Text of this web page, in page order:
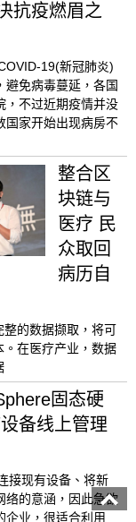
抗疫燃眉之
19(新冠肺炎)
避免病毒蔓延，各国
，不过近期疫情并没
国家开始出现病房不
整合区
块链与
医疗 民
众取回
病历自
的数据撷取，将可
在医疗产业，数据
固态硬
备线上管理
接现有设备、将新
络的意涵，因此急欲
企业，很适合利用